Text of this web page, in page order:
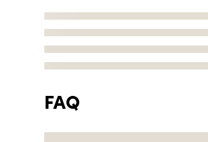
FAQ